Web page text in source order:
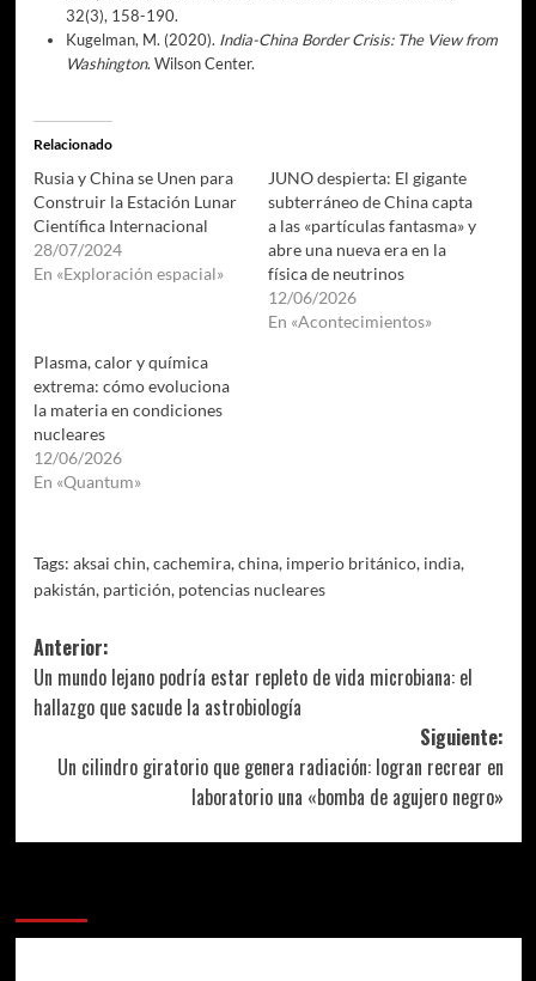
32(3), 158-190.
Kugelman, M. (2020). India-China Border Crisis: The View from
Washington. Wilson Center.
Relacionado
Rusia y China se Unen para
Construir la Estación Lunar
Científica Internacional
28/07/2024
En «Exploración espacial»
JUNO despierta: El gigante
subterráneo de China capta
a las «partículas fantasma» y
abre una nueva era en la
física de neutrinos
12/06/2026
En «Acontecimientos»
Plasma, calor y química
extrema: cómo evoluciona
la materia en condiciones
nucleares
12/06/2026
En «Quantum»
Tags: aksai chin,cachemira,china, imperio británico, india,
pakistán, partición, potencias nucleares
Navegación
de
entradas
Anterior:
Un mundo lejano podría estar repleto de vida microbiana: el
hallazgo que sacude la astrobiología
Siguiente:
Un cilindro giratorio que genera radiación: logran recrear en
laboratorio una «bomba de agujero negro»